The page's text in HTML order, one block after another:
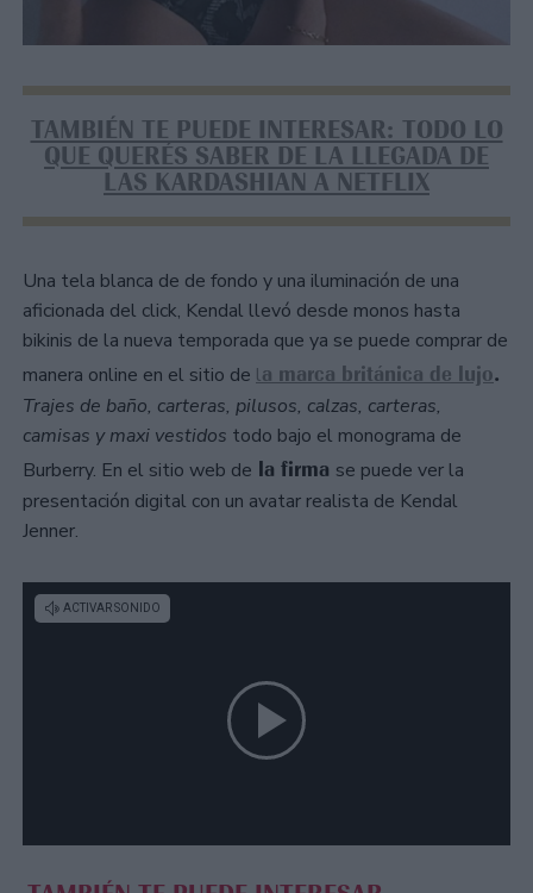
TAMBIÉN TE PUEDE INTERESAR: TODO LO
QUE QUERÉS SABER DE LA LLEGADA DE
LAS KARDASHIAN A NETFLIX
Una tela blanca de de fondo y una iluminación de una
aficionada del click, Kendal llevó desde monos hasta
bikinis de la nueva temporada que ya se puede comprar de
manera online en el sitio de la marca británica de lujo.
Trajes de baño, carteras, pilusos, calzas, carteras,
camisas y maxi vestidos todo bajo el monograma de
Burberry. En el sitio web de la firma se puede ver la
presentación digital con un avatar realista de Kendal
Jenner.